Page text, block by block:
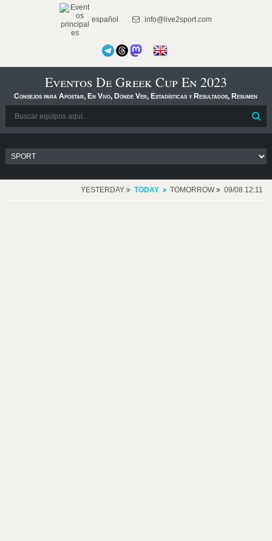
español info@live2sport.com
Eventos De Greek Cup En 2023
Consejos para Apostar, En Vivo, Dónde Ver, Estadísticas y Resultados, Resumen
YESTERDAY TODAY TOMORROW 09/08 12:11